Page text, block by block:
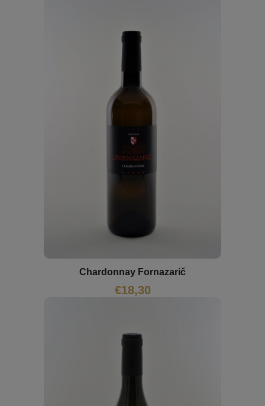
Chardonnay Fornazarič
€18,30